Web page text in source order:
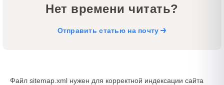
Нет времени читать?
Отправить статью на почту
Файл sitemap.xml нужен для корректной индексации сайта